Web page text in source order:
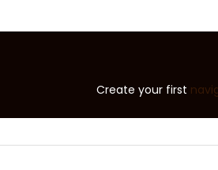
Create your first